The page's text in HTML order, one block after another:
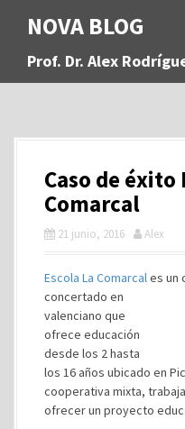
a
NOVA BLOG
Prof. Dr. Alex
Caso de éxito
Comarcal
21 junio, 2016 Alex
Escola La Comarcales un
concertado en
valenciano que
ofrece educación
desde los 2 hasta
los 16 años ubicado en
cooperativa mixta,
ofrecer un proyecto